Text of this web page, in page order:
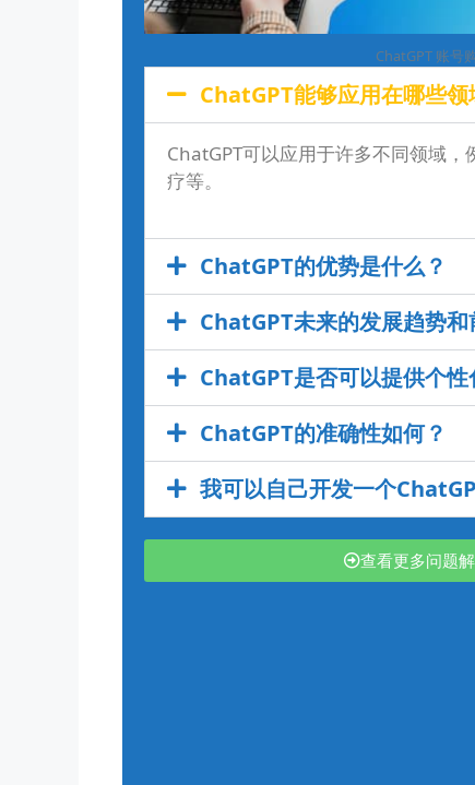
ChatGPT 账号
ChatGPT能够应用在哪些领
ChatGPT可以应用于许多不同领域
疗等。
ChatGPT的优势是什么？
ChatGPT未来的发展趋势和
ChatGPT是否可以提供个性
ChatGPT的准确性如何？
我可以自己开发一个
查看更多问题